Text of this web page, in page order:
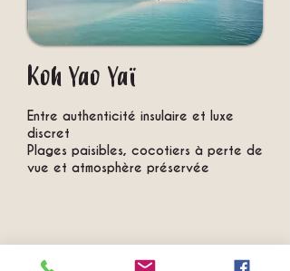
Koh Yao Yaï
Entre authenticité insulaire et luxe
discret
Plages paisibles, cocotiers à perte de
vue et atmosphère préservée